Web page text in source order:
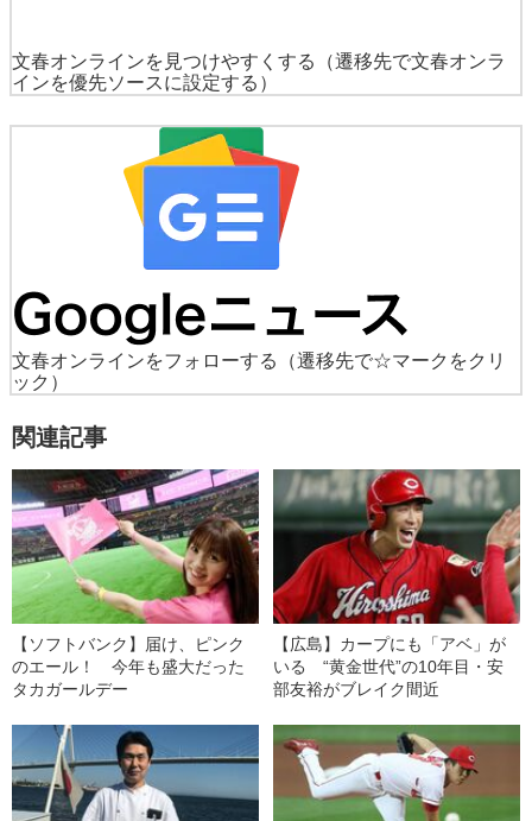
文春オンラインを見つけやすくする
（遷移先で文春オンラ
インを優先ソースに設定する）
文春オンラインをフォローする
（遷移先で☆マークをクリ
ック）
関連記事
【ソフトバンク】届け、ピンク
のエール！ 今年も盛大だった
タカガールデー
【広島】カープにも「アベ」が
いる “黄金世代”の10年目・安
部友裕がブレイク間近